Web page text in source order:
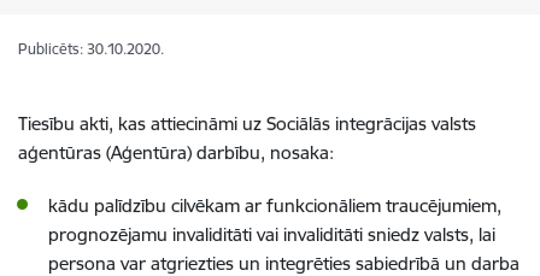
Publicēts: 30.10.2020.
Tiesību akti, kas attiecināmi uz Sociālās integrācijas valsts
aģentūras (Aģentūra) darbību, nosaka:
kādu palīdzību cilvēkam ar funkcionāliem traucējumiem,
prognozējamu invaliditāti vai invaliditāti sniedz valsts, lai
persona var atgriezties un integrēties sabiedrībā un darba